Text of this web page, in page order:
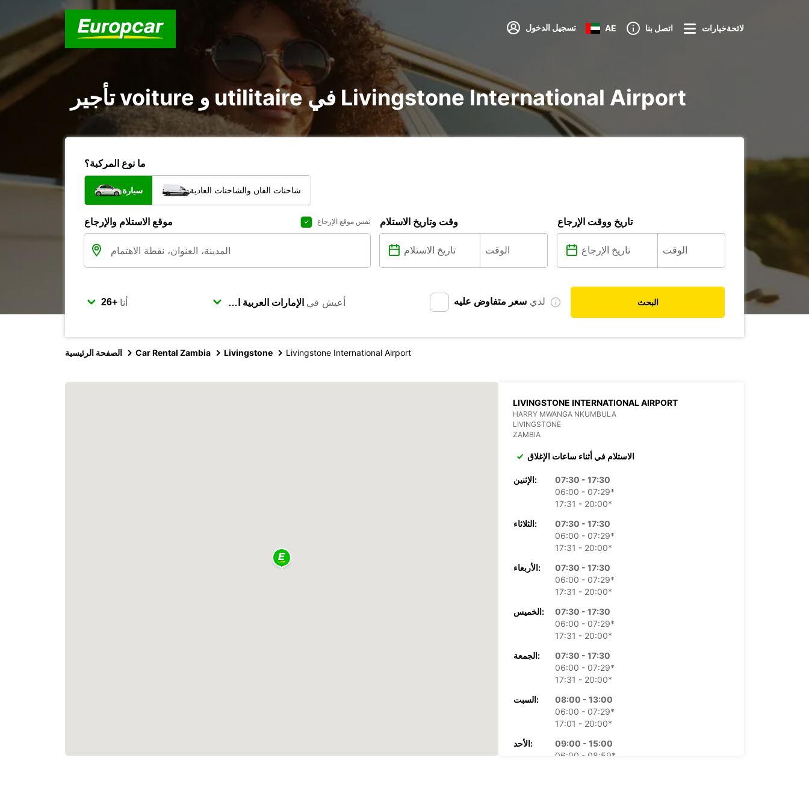
تسجيل الدخول AE اتصل بنا لائحةخيارات
تأجير voiture و utilitaire في Livingstone International Airport
ما نوع المركبة؟
سيارة شاحنات الفان والشاحنات العادية
موقع الاستلام والإرجاع نفس موقع الإرجاع وقت وتاريخ الاستلام تاريخ ووقت الإرجاع
أنا أعيش في لدي سعر متفاوض عليه البحث
الصفحة الرئيسية Car Rental Zambia Livingstone Livingstone International Airport
LIVINGSTONE INTERNATIONAL AIRPORT
HARRY MWANGA NKUMBULA
LIVINGSTONE
ZAMBIA
الاستلام في أثناء ساعات الإغلاق
الإثنين:
07:30 - 17:30
06:00 - 07:29*
17:31 - 20:00*
الثلاثاء:
07:30 - 17:30
06:00 - 07:29*
17:31 - 20:00*
الأربعاء:
07:30 - 17:30
06:00 - 07:29*
17:31 - 20:00*
الخميس:
07:30 - 17:30
06:00 - 07:29*
17:31 - 20:00*
الجمعة:
07:30 - 17:30
06:00 - 07:29*
17:31 - 20:00*
السبت:
08:00 - 13:00
06:00 - 07:29*
17:01 - 20:00*
الأحد:
09:00 - 15:00
06:00 - 08:59*